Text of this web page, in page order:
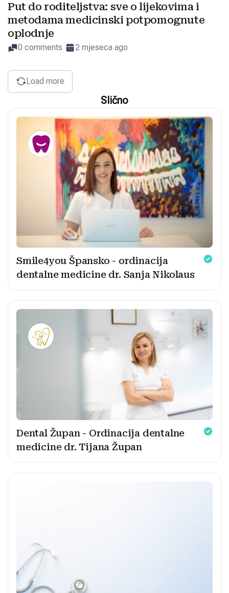
Put do roditeljstva: sve o lijekovima i
metodama medicinski potpomognute
oplodnje
0 comments 2 mjeseca ago
Load more
Slično
Smile4you Špansko - ordinacija
dentalne medicine dr. Sanja Nikolaus
Dental Župan - Ordinacija dentalne
medicine dr. Tijana Župan